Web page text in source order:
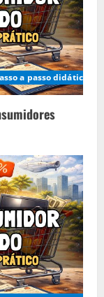
a passo didático e